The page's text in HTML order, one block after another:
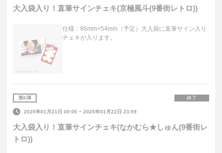
大入袋入り！直筆サインチェキ(京極風斗(9番街レトロ))
仕様：86mm×54mm（予定）大入袋に直筆サイン入り
チェキが入ります。
第6弾 終了
2025年01月21日 00:00 ~2025年01月22日 23:59
大入袋入り！直筆サインチェキ(なかむら★しゅん(9番街レ
トロ))